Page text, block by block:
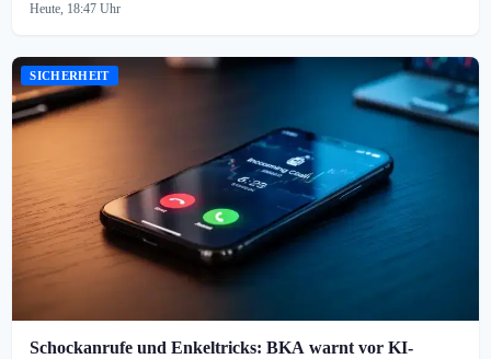
Heute, 18:47 Uhr
SICHERHEIT
Schockanrufe und Enkeltricks: BKA warnt vor KI-